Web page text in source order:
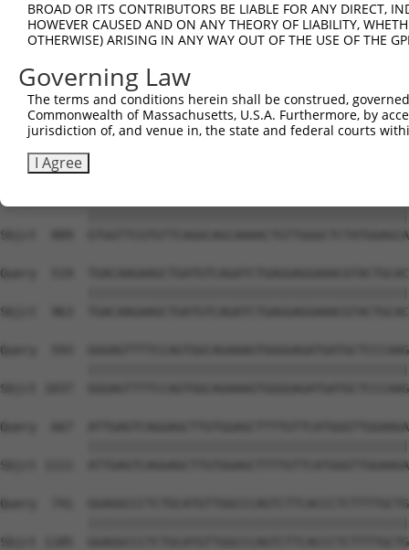
BROAD OR ITS CONTRIBUTORS BE LIABLE FOR ANY DIRECT,
HOWEVER CAUSED AND ON ANY THEORY OF LIABILITY,
OTHERWISE) ARISING IN ANY WAY OUT OF THE USE OF THE
Governing Law
The terms and conditions herein shall be construed,
Commonwealth of Massachusetts, U.S.A. Furthermore, by
jurisdiction of, and venue in, the state and federal courts
I Agree